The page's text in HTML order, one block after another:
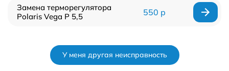
Замена терморегулятора
Polaris Vega P 5,5
550 р
У меня другая неисправность